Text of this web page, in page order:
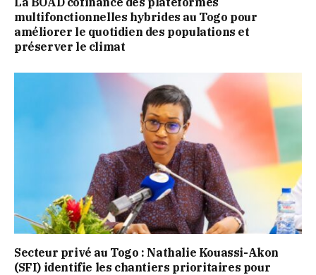
multifonctionnelles hybrides au Togo pour
améliorer le quotidien des populations et
préserver le climat
Secteur privé au Togo : Nathalie Kouassi-Akon
(SFI) identifie les chantiers prioritaires pour